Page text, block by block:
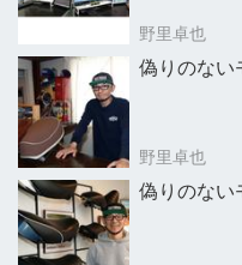
野里卓也
野里卓也
偽りのない